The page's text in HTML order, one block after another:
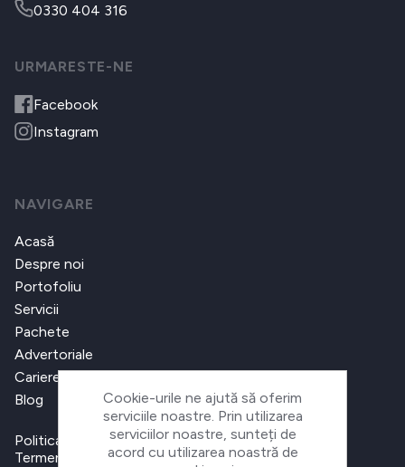
0330 404 316
URMARESTE-NE
Facebook
Instagram
NAVIGARE
Acasă
Despre noi
Portofoliu
Servicii
Pachete
Advertoriale
Cariere
Blog
Politica de confidențialitate
Termeni și condiții
Cookie-urile ne ajută să oferim
serviciile noastre. Prin utilizarea
serviciilor noastre, sunteți de
acord cu utilizarea noastră de